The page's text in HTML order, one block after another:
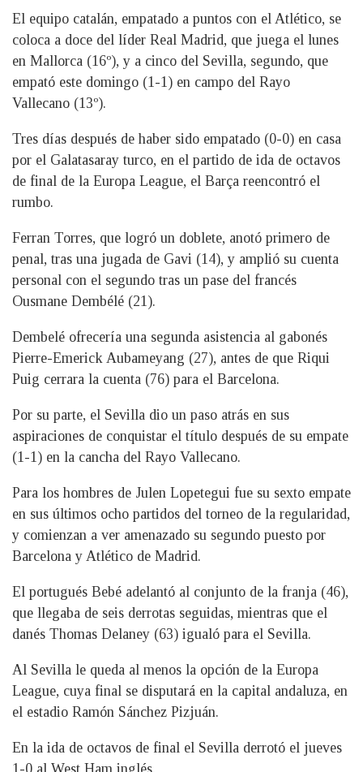
El equipo catalán, empatado a puntos con el Atlético, se
coloca a doce del líder Real Madrid, que juega el lunes
en Mallorca (16º), y a cinco del Sevilla, segundo, que
empató este domingo (1-1) en campo del Rayo
Vallecano (13º).
Tres días después de haber sido empatado (0-0) en casa
por el Galatasaray turco, en el partido de ida de octavos
de final de la Europa League, el Barça reencontró el
rumbo.
Ferran Torres, que logró un doblete, anotó primero de
penal, tras una jugada de Gavi (14), y amplió su cuenta
personal con el segundo tras un pase del francés
Ousmane Dembélé (21).
Dembelé ofrecería una segunda asistencia al gabonés
Pierre-Emerick Aubameyang (27), antes de que Riqui
Puig cerrara la cuenta (76) para el Barcelona.
Por su parte, el Sevilla dio un paso atrás en sus
aspiraciones de conquistar el título después de su empate
(1-1) en la cancha del Rayo Vallecano.
Para los hombres de Julen Lopetegui fue su sexto empate
en sus últimos ocho partidos del torneo de la regularidad,
y comienzan a ver amenazado su segundo puesto por
Barcelona y Atlético de Madrid.
El portugués Bebé adelantó al conjunto de la franja (46),
que llegaba de seis derrotas seguidas, mientras que el
danés Thomas Delaney (63) igualó para el Sevilla.
Al Sevilla le queda al menos la opción de la Europa
League, cuya final se disputará en la capital andaluza, en
el estadio Ramón Sánchez Pizjuán.
En la ida de octavos de final el Sevilla derrotó el jueves